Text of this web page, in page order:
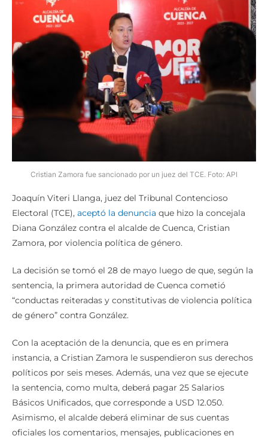
Cristian Zamora fue sancionado por un juez del TCE. Foto: API
Joaquín Viteri Llanga, juez del Tribunal Contencioso
Electoral (TCE), aceptó la denuncia que hizo la concejala
Diana González contra el alcalde de Cuenca, Cristian
Zamora, por violencia política de género.
La decisión se tomó el 28 de mayo luego de que, según la
sentencia, la primera autoridad de Cuenca cometió
“conductas reiteradas y constitutivas de violencia política
de género” contra González.
Con la aceptación de la denuncia, que es en primera
instancia, a Cristian Zamora le suspendieron sus derechos
políticos por seis meses. Además, una vez que se ejecute
la sentencia, como multa, deberá pagar 25 Salarios
Básicos Unificados, que corresponde a USD 12.050.
Asimismo, el alcalde deberá eliminar de sus cuentas
oficiales los comentarios, mensajes, publicaciones en